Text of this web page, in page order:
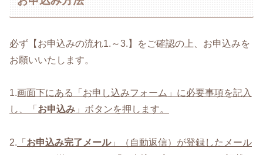
必ず【お申込みの流れ1.～3.】をご確認の上、お申込みを
お願いいたします。
1.画面下にある「お申し込みフォーム」に必要事項を記入
し、「 お申込み 」ボタンを押します。
2. 「 お申込み完了メール」（自動返信）が登録したメール